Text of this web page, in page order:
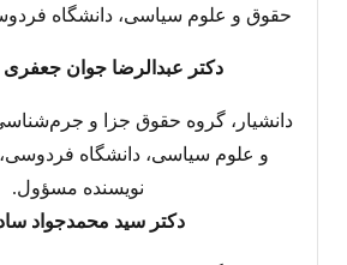
حقوق و علوم سیاسی، دانشگاه
دکتر عبدالرضا جوان جعفری
دانشیار، گروه حقوق جزا و
و علوم سیاسی، دانشگاه فردوسی،
نویسنده مسؤول.
دکتر سید محمدجواد